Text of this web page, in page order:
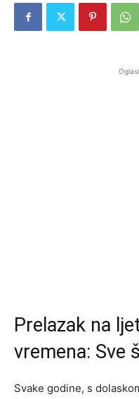
Prelazak na
vremena: Sve
Svake godine, s